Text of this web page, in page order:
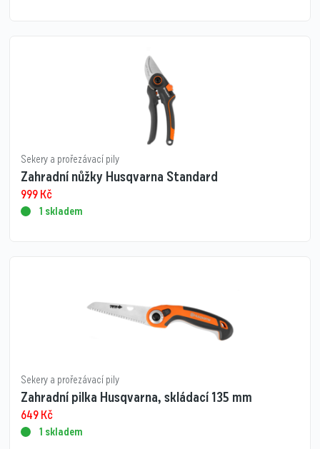
Sekery a prořezávací pily
Zahradní nůžky Husqvarna Standard
999Kč
1 skladem
Sekery a prořezávací pily
Zahradní pilka Husqvarna, skládací 135 mm
649Kč
1 skladem